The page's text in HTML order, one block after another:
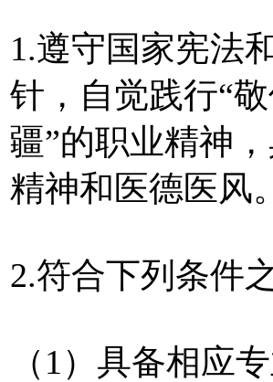
1.遵守国家宪法
针，自觉践行“
疆”的职业精神
精神和医德医风。
2.符合下列条件
（1）具备相应